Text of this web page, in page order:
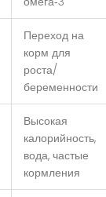
Переход на
корм для
роста/
беременности
Высокая
калорийность,
вода, частые
кормления